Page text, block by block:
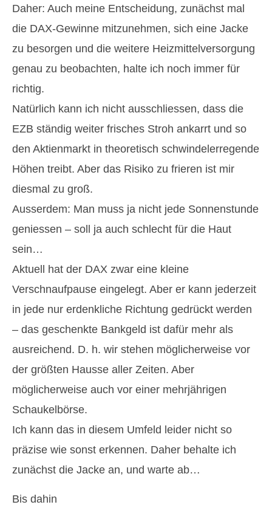
Daher: Auch meine Entscheidung, zunächst mal
die DAX-Gewinne mitzunehmen, sich eine Jacke
zu besorgen und die weitere Heizmittelversorgung
genau zu beobachten, halte ich noch immer für
richtig.
Natürlich kann ich nicht ausschliessen, dass die
EZB ständig weiter frisches Stroh ankarrt und so
den Aktienmarkt in theoretisch schwindelerregende
Höhen treibt. Aber das Risiko zu frieren ist mir
diesmal zu groß.
Ausserdem: Man muss ja nicht jede Sonnenstunde
geniessen – soll ja auch schlecht für die Haut
sein…
Aktuell hat der DAX zwar eine kleine
Verschnaufpause eingelegt. Aber er kann jederzeit
in jede nur erdenkliche Richtung gedrückt werden
– das geschenkte Bankgeld ist dafür mehr als
ausreichend. D. h. wir stehen möglicherweise vor
der größten Hausse aller Zeiten. Aber
möglicherweise auch vor einer mehrjährigen
Schaukelbörse.
Ich kann das in diesem Umfeld leider nicht so
präzise wie sonst erkennen. Daher behalte ich
zunächst die Jacke an, und warte ab…
Bis dahin